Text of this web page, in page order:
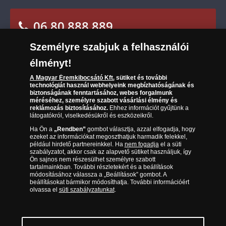
Sütik (cookies) használata
Süti (cookies)Beállítások
Társaságunkról
Az érmék és érmek ára és értéke
Gyakran ismételt kérdések
Adatkezelés
06 80 888 889
(díjmentesen hívható hétfőtől csütörtökig 9.00 és
17.00 óra között, péntekenként 9.00 és 15.00 óra
között)
Cégjegyzékszám: 01-09-957944, Adószám: 23275395-2-41 A Társaság a
Személyre szabjuk a felhasználói
élményt!
A Magyar Éremkibocsátó Kft.sütiket és további
technológiát használ webhelyeink megbízhatóságának és
biztonságának fenntartásához, webes forgalmunk
méréséhez, személyre szabott vásárlási élmény és
reklámozás biztosításához.Ehhez információt gyűjtünk a
látogatókról, viselkedésükről és eszközeikről.
Ha Ön a „Rendben”gombot választja, azzal elfogadja, hogy
ezeket az információkat megoszthatjuk harmadik felekkel,
például hirdető partnereinkkel. Ha nem fogadjael a süti
szabályzatot, akkor csak az alapvető sütiket használjuk, így
Ön sajnos nem részesülhet személyre szabott
tartalmainkban. További részletekért és a beállítások
módosításához válassza a „Beállítások” gombot. A
beállításokat bármikor módosíthatja. További információért
olvassa el süti szabályzatunkat.